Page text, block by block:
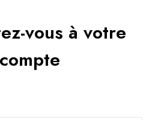
vous à votre
compte